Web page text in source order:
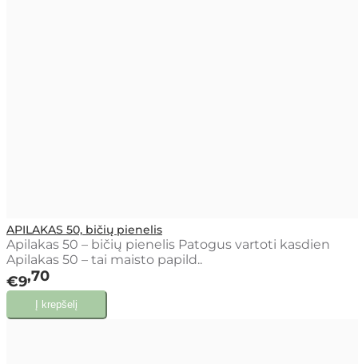
APILAKAS 50, bičių pienelis
Apilakas 50 – bičių pienelis Patogus vartoti kasdien
Apilakas 50 – tai maisto papild..
€9 70